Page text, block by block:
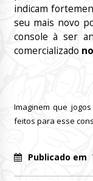
indicam
seu mais novo
console à ser
comercializado
Imaginem que
feitos para esse
Publicado em